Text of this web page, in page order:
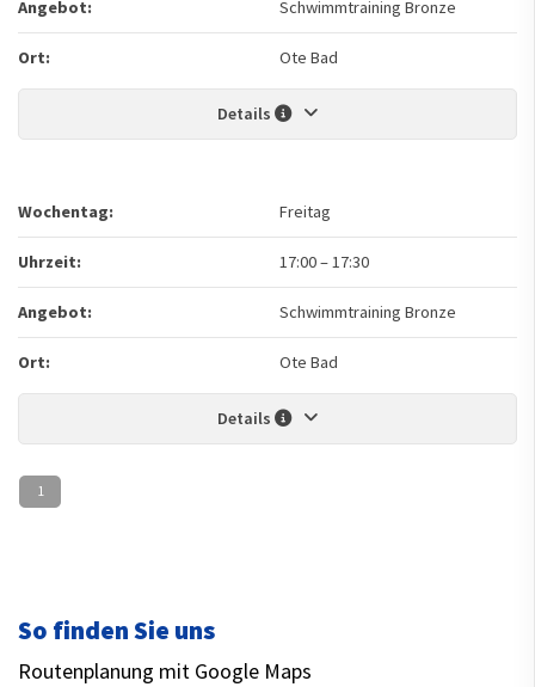
Angebot: Schwimmtraining Bronze
Ort: Ote Bad
Details
Wochentag: Freitag
Uhrzeit: 17:00–17:30
Angebot: Schwimmtraining Bronze
Ort: Ote Bad
Details
1
So finden Sie uns
Routenplanung mit Google Maps